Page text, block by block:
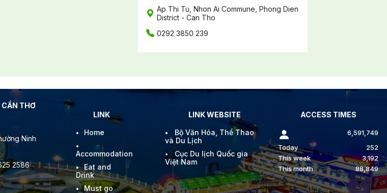
Ap Thi Tu, Nhon Ai Commune, Phong Dien
District - Can Tho
0292 3850 239
THƠ
Ninh
2586
LINK
Home
Accommodation
Eat and
Drink
Must go
LINK WEBSITE
Bộ Văn Hóa, Thể Thao
và Du Lịch
Cục Du lịch Quốc gia
Việt Nam
ACCESS TIMES
6,591,749
Today
252
This week
3,192
This month
88,849